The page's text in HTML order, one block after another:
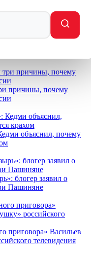
причины, почему
объяснил, почему
блогер заявил о
Пашиняне
приговора» Васильев
телевидения